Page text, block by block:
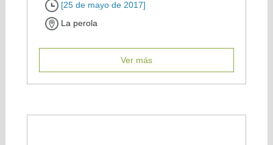
[25 de mayo de 2017]
La perola
Ver más